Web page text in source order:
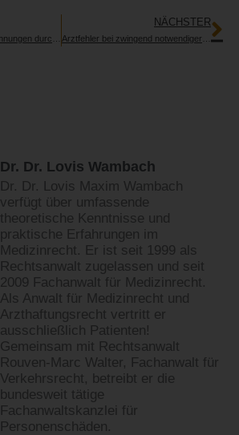
NÄCHSTER
Dr. Dr. Lovis Wambach
Dr. Dr. Lovis Maxim Wambach
verfügt über umfassende
theoretische Kenntnisse und
praktische Erfahrungen im
Medizinrecht. Er ist seit 1999 als
Rechtsanwalt zugelassen und seit
2009 Fachanwalt für Medizinrecht.
Als Anwalt für Medizinrecht und
Arzthaftungsrecht vertritt er
ausschließlich Patienten!
Gemeinsam mit Rechtsanwalt
Rouven-Marc Walter, Fachanwalt für
Verkehrsrecht, betreibt er die
bundesweit tätige
Fachanwaltskanzlei für
Personenschäden.